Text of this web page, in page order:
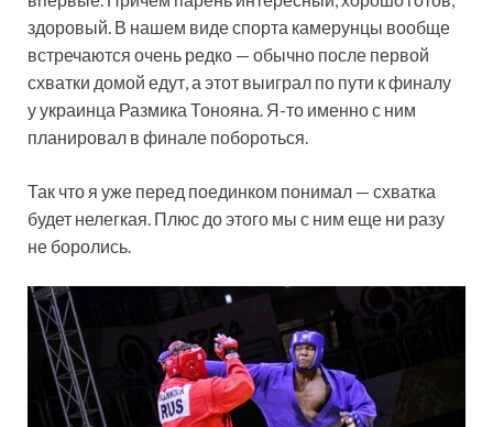
здоровый. В нашем виде спорта камерунцы вообще
встречаются очень редко — обычно после первой
схватки домой едут, а этот выиграл по пути к финалу
у украинца Размика Тонояна. Я-то именно с ним
планировал в финале побороться.
Так что я уже перед поединком понимал — схватка
будет нелегкая. Плюс до этого мы с ним еще ни разу
не боролись.